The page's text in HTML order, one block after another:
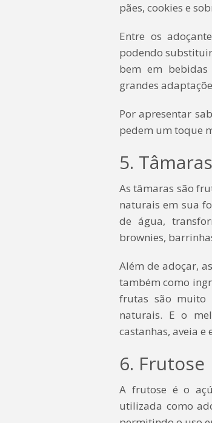
pães, cookies e
Entre os
podendo
bem em
grandes
Por apresentar
pedem um toque
5. Tâmaras
As tâmaras são
naturais em sua
de água,
brownies,
Além de adoçar,
também como
frutas são muito
naturais. E o
castanhas, aveia
6. Frutose
A frutose é o
utilizada como